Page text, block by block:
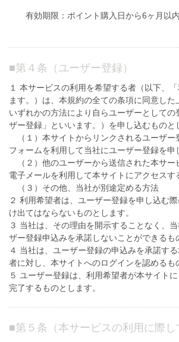
有効期限：ポイント購入日から6ヶ月以内
■第４条（ユーザー登録）
１ 本サービスの利用を希望する者（以下、
ます。）は、本規約の全ての条項に同意し
いずれかの方法により自らユーザーとしての
ザー登録」といいます。）を申し込むものと
（１）本サイトからリンクされるユーザー
フォームを利用して当社にユーザー登録を申
（２）他のユーザーから送信された本サー
電子メールを利用して本サイトにアクセスす
（３）その他、当社が別途定める方法
２ 利用希望者は、ユーザー登録を申し込む
け出てはならないものとします。
３ 当社は、その理由を開示することなく、
ザー登録申込みを承諾しないことができるも
４ 当社は、ユーザー登録の申込みを承諾す
者に対し、本サイトへのログインを認めるも
５ ユーザー登録は、利用希望者が本サイト
完了するものとします。
■第５条（本サービスの利用に際し